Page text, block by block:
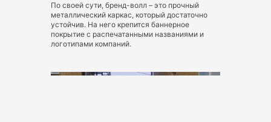
По своей сути, бренд-волл – это прочный
металлический каркас, который достаточно
устойчив. На него крепится баннерное
покрытие с распечатанными названиями и
логотипами компаний.